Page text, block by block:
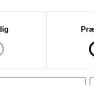
på den anden